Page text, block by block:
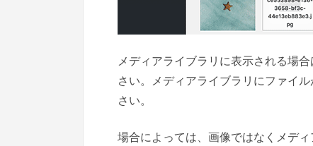
メディアライブラリに表示される場
さい。メディアライブラリにファイ
さい。
場合によっては、画像ではなくメデ